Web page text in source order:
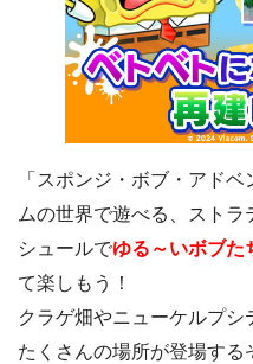
「スポンジ・ボブ・アド
ムの世界で遊べる、スト
シュールでゆる～いボブた
て楽しもう！
クラゲ畑やニューケルプシ
たくさんの場所が登場する